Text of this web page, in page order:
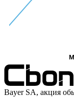
Bayer SA, акция